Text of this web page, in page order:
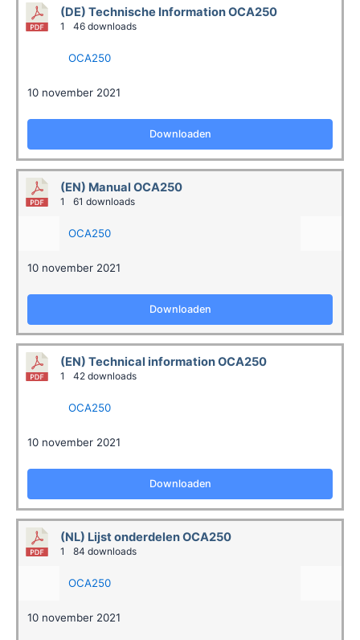
(DE) Technische Information OCA250
1 46 downloads
OCA250
10 november 2021
Downloaden
(EN) Manual OCA250
1 61 downloads
OCA250
10 november 2021
Downloaden
(EN) Technical information OCA250
1 42 downloads
OCA250
10 november 2021
Downloaden
(NL) Lijst onderdelen OCA250
1 84 downloads
OCA250
10 november 2021